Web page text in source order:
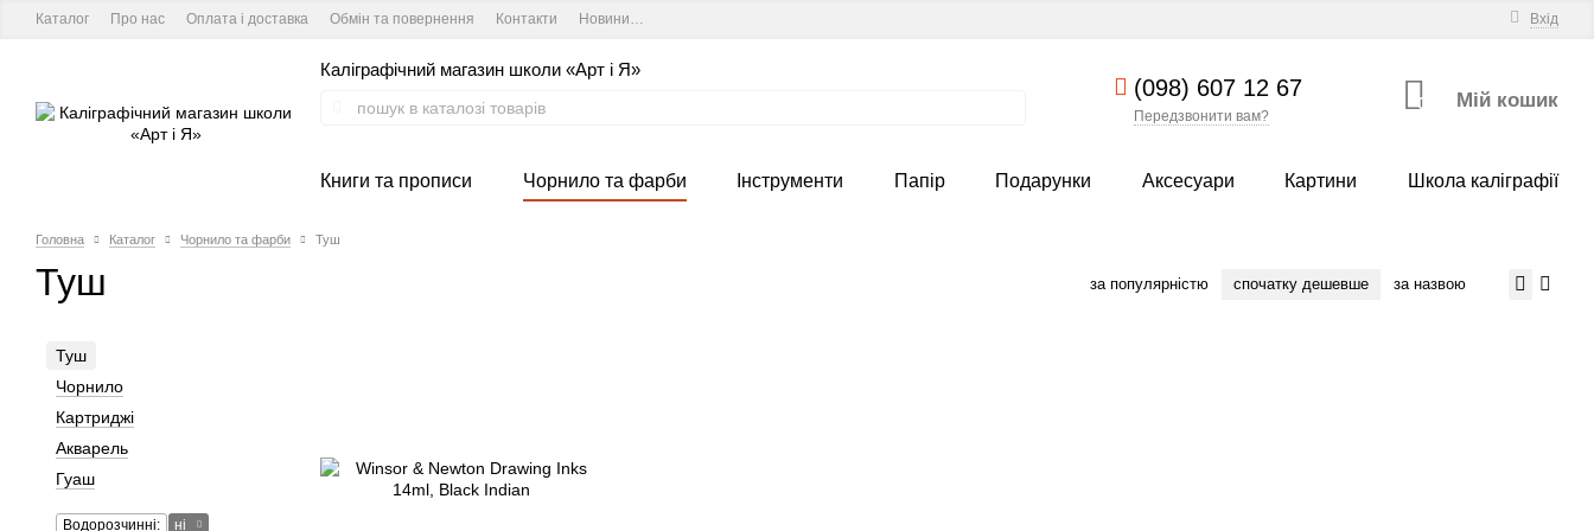
Каталог Про нас Оплата і доставка Обмін та повернення Контакти Новини та курси студії Вхід
Каліграфічний магазин школи «Арт і Я»
(098) 607 12 67
Передзвонити вам?
0 Мій кошик
Книги та прописи Чорнило та фарби Інструменти Папір Подарунки Аксесуари Картини Школа каліграфії
Головна Каталог Чорнило та фарби Туш
Туш за популярністю спочатку дешевше за назвою
Туш
Чорнило
Картриджі
Акварель
Гуаш
Водорозчинні:
ні